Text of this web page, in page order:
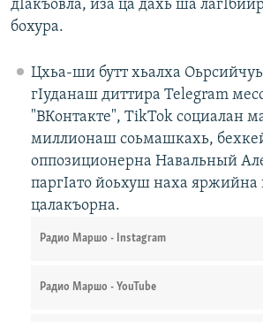
дIакъовла, иза ца дахь ша
бохура.
Цхьа-ши бутт хьалха
гIуданаш диттира Telegram
"ВКонтакте", TikTok социалан
миллионаш соьмашкахь,
оппозиционерна Навальный
паргIато йоьхуш наха яржийна
цалакъорна.
Радио Маршо - Instagram
Радио Маршо - YouTube